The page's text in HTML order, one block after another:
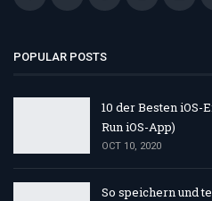
POPULAR POSTS
10 der Besten iOS-
Run iOS-App)
OCT 10, 2020
So speichern und